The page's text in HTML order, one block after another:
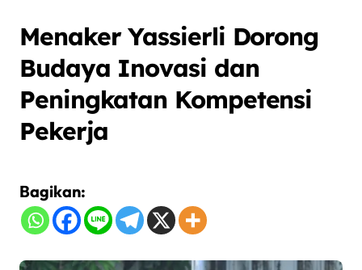
Menaker Yassierli Dorong
Budaya Inovasi dan
Peningkatan Kompetensi
Pekerja
Bagikan: